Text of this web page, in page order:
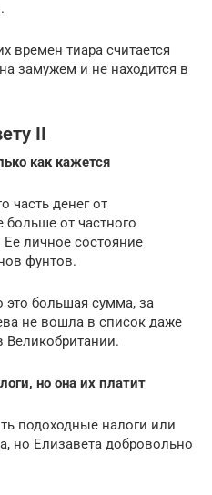
тиара считается
замужем и не находится в
II
как кажется
часть денег от
от частного
личное состояние
фунтов.
это большая сумма, за
не вошла в список даже
Великобритании.
но она их платит
подоходные налоги или
но Елизавета добровольно